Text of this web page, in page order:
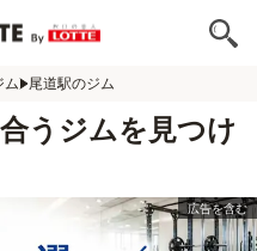
ム 尾道駅のジム
うジムを見つけ